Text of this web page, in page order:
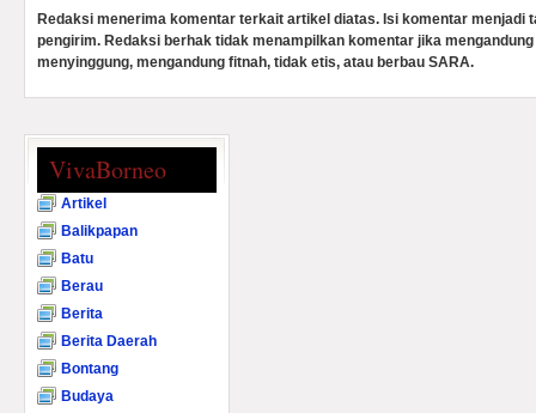
Redaksi menerima komentar terkait artikel diatas. Isi komentar menjadi
pengirim. Redaksi berhak tidak menampilkan komentar jika
menyinggung, mengandung fitnah, tidak etis, atau berbau SARA.
VivaBorneo
Artikel
Balikpapan
Batu
Berau
Berita
Berita Daerah
Bontang
Budaya